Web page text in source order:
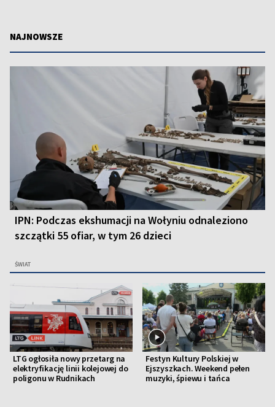
NAJNOWSZE
IPN: Podczas ekshumacji na Wołyniu odnaleziono
szczątki 55 ofiar, w tym 26 dzieci
ŚWIAT
LTG ogłosiła nowy przetarg na
elektryfikację linii kolejowej do
poligonu w Rudnikach
Festyn Kultury Polskiej w
Ejszyszkach. Weekend pełen
muzyki, śpiewu i tańca